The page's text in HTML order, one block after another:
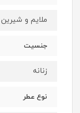
ملایم و شیرین
جنسیت
زنانه
نوع عطر